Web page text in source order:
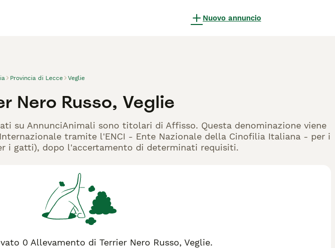
Nuovo annuncio
Provincia di Lecce Veglie
Nero Russo, Veglie
su AnnunciAnimali sono titolari di Affisso. Questa denominazione viene
tramite l'ENCI - Ente Nazionale della Cinofilia Italiana - per i
i gatti), dopo l'accertamento di determinati requisiti.
0 Allevamento di Terrier Nero Russo, Veglie.